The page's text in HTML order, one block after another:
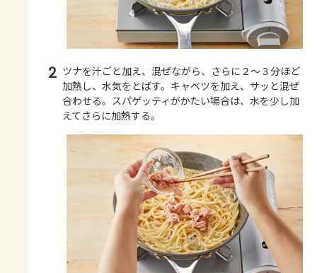
2 ツナを汁ごと加え、混ぜながら、さらに２～３分ほど
加熱し、水気をとばす。キャベツを加え、サッと混ぜ
合わせる。スパゲッティがかたい場合は、水を少し加
えてさらに加熱する。